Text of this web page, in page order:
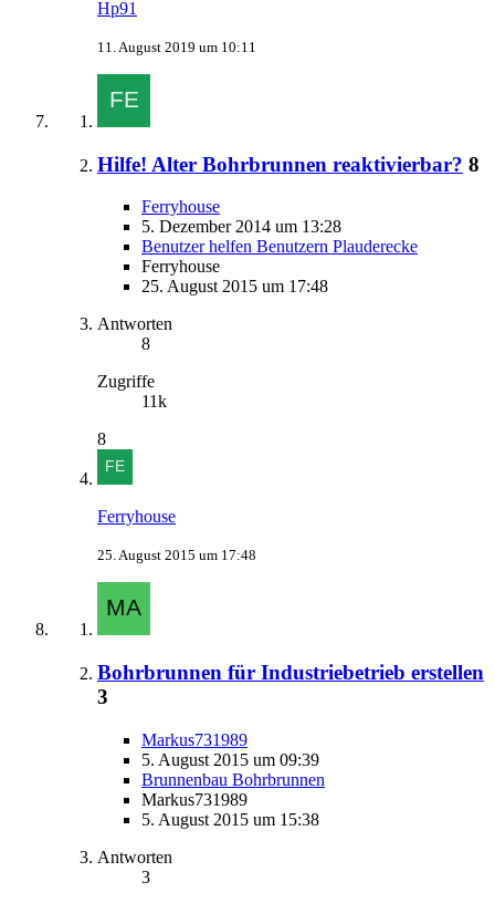
Hp91
11. August 2019 um 10:11
Hilfe! Alter Bohrbrunnen reaktivierbar? 8
Ferryhouse
5. Dezember 2014 um 13:28
Benutzer helfen Benutzern Plauderecke
Ferryhouse
25. August 2015 um 17:48
Antworten
8
Zugriffe
11k
8
Ferryhouse
25. August 2015 um 17:48
Bohrbrunnen für Industriebetrieb erstellen
3
Markus731989
5. August 2015 um 09:39
Brunnenbau Bohrbrunnen
Markus731989
5. August 2015 um 15:38
Antworten
3